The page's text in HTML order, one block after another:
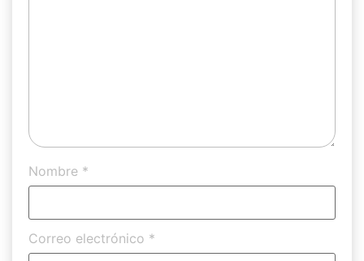
Nombre *
Correo electrónico *